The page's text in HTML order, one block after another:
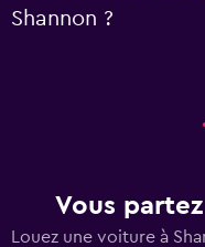
Shannon ?
Vous
Louez une voiture à